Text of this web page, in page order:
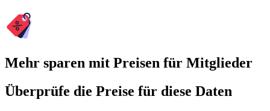
Mehr sparen mit Preisen für Mitglieder
Überprüfe die Preise für diese Daten